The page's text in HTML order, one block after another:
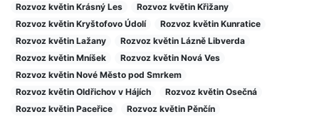
Rozvoz květin Krásný Les
Rozvoz květin Křižany
Rozvoz květin Kryštofovo Údolí
Rozvoz květin Kunratice
Rozvoz květin Lažany
Rozvoz květin Lázně Libverda
Rozvoz květin Mníšek
Rozvoz květin Nová Ves
Rozvoz květin Nové Město pod Smrkem
Rozvoz květin Oldřichov v Hájích
Rozvoz květin Osečná
Rozvoz květin Paceřice
Rozvoz květin Pěnčín